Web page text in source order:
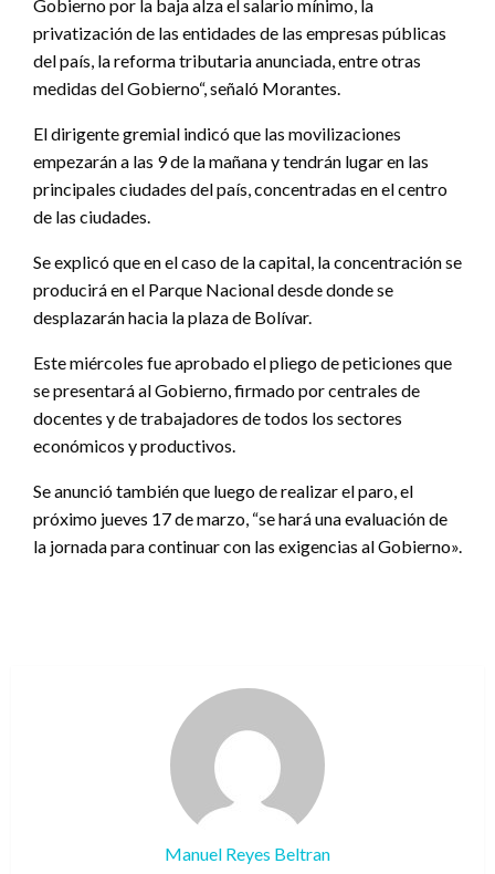
Gobierno por la baja alza el salario mínimo, la
privatización de las entidades de las empresas públicas
del país, la reforma tributaria anunciada, entre otras
medidas del Gobierno“, señaló Morantes.
El dirigente gremial indicó que las movilizaciones
empezarán a las 9 de la mañana y tendrán lugar en las
principales ciudades del país, concentradas en el centro
de las ciudades.
Se explicó que en el caso de la capital, la concentración se
producirá en el Parque Nacional desde donde se
desplazarán hacia la plaza de Bolívar.
Este miércoles fue aprobado el pliego de peticiones que
se presentará al Gobierno, firmado por centrales de
docentes y de trabajadores de todos los sectores
económicos y productivos.
Se anunció también que luego de realizar el paro, el
próximo jueves 17 de marzo, “se hará una evaluación de
la jornada para continuar con las exigencias al Gobierno».
Manuel Reyes Beltran